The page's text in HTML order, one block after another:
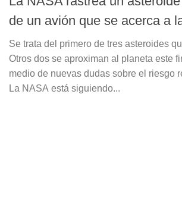
de un avión que se acerca a
Se trata del primero de tres asteroides
Otros dos se aproximan al planeta este
medio de nuevas dudas sobre el riesgo
La NASA está siguiendo...